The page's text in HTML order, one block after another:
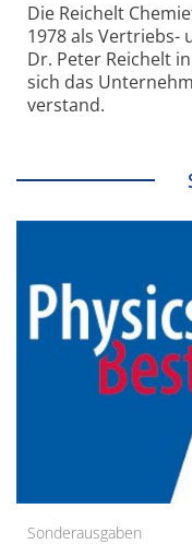
Die Reichelt
1978 als Vertriebs-
Dr. Peter Reichelt
sich das
verstand.
Sonderausgaben